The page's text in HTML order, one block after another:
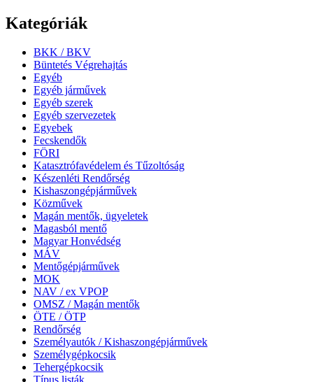
Kategóriák
BKK / BKV
Büntetés Végrehajtás
Egyéb
Egyéb járművek
Egyéb szerek
Egyéb szervezetek
Egyebek
Fecskendők
FÖRI
Katasztrófavédelem és Tűzoltóság
Készenléti Rendőrség
Kishaszongépjárművek
Közművek
Magán mentők, ügyeletek
Magasból mentő
Magyar Honvédség
MÁV
Mentőgépjárművek
MOK
NAV / ex VPOP
OMSZ / Magán mentők
ÖTE / ÖTP
Rendőrség
Személyautók / Kishaszongépjárművek
Személygépkocsik
Tehergépkocsik